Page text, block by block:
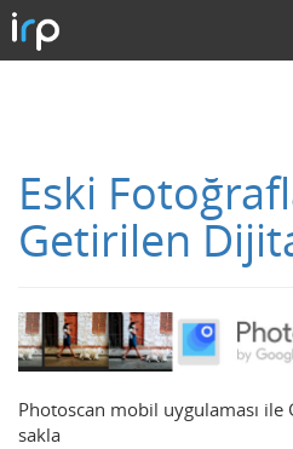
Eski
Getirilen
Photoscan mobil uygulaması ile
sakla